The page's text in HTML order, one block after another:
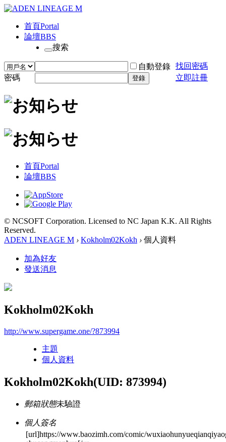
首頁Portal
論壇BBS
搜索
自動登錄 找回密碼
密碼
登錄 立即註冊
首頁Portal
論壇BBS
© NCSOFT Corporation. Licensed to NC Japan K.K. All Rights
Reserved.
ADEN LINEAGE M › Kokholm02Kokh › 個人資料
加為好友
發送消息
Kokholm02Kokh
http://www.supergame.one/?873994
主題
個人資料
Kokholm02Kokh(UID: 873994)
郵箱狀態未驗證
個人簽名
[url]https://www.baozimh.com/comic/